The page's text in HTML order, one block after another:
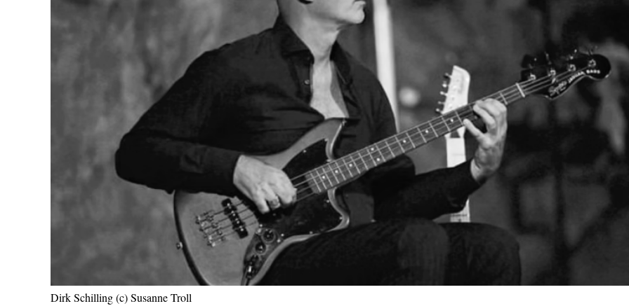
Dirk Schilling (c) Susanne Troll